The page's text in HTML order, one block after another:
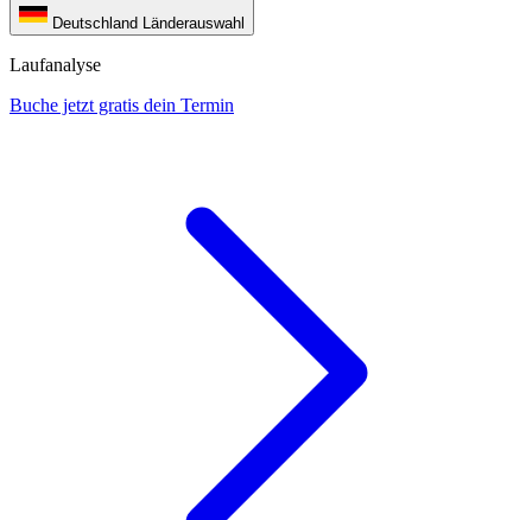
Deutschland Länderauswahl
Laufanalyse
Buche jetzt gratis dein Termin